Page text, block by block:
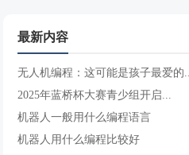
最新内容
无人机编程：这可能是孩子最爱的...
2025年蓝桥杯大赛青少组开启...
机器人一般用什么编程语言
机器人用什么编程比较好